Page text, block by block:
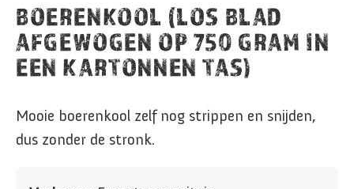
BOERENKOOL (LOS BLAD
AFGEWOGEN OP 750 GRAM IN
EEN KARTONNEN TAS)
Mooie boerenkool zelf nog strippen en snijden,
dus zonder de stronk.